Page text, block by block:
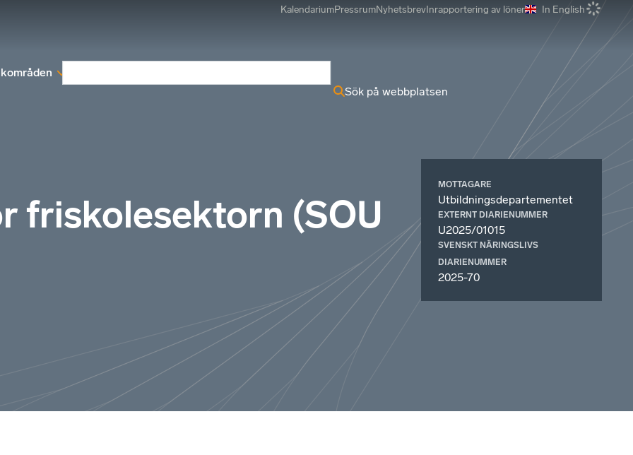
KalendariumPressrumNyhetsbrevInrapportering av löner In English
Sök på webbplatsen
friskolesektorn (SOU
MOTTAGARE
Utbildningsdepartementet
EXTERNT DIARIENUMMER
U2025/01015
SVENSKT NÄRINGSLIVS
DIARIENUMMER
2025-70